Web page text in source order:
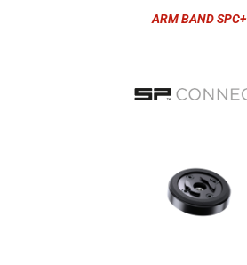
ARM BAND SPC+